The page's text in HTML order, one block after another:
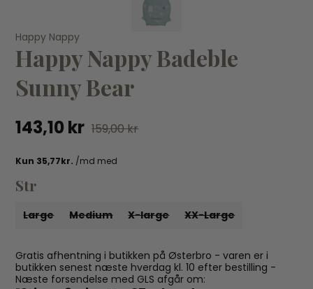
VÆLG VARIANT
LARGE MEDIUM SMALL
Happy Nappy Badeble Dino Pirates
143,10 kr
Happy Nappy
Happy Nappy Badeble
Sunny Bear
143,10 kr 159,00 kr
Str
Large Medium X-large XX-Large
Gratis afhentning i butikken på Østerbro - varen er i
butikken senest næste hverdag kl. 10 efter bestilling -
Næste forsendelse med GLS afgår om: